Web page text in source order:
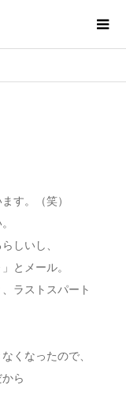
す。（笑）
しいし、
とメール。
ラストスパート
くなったので、
ら